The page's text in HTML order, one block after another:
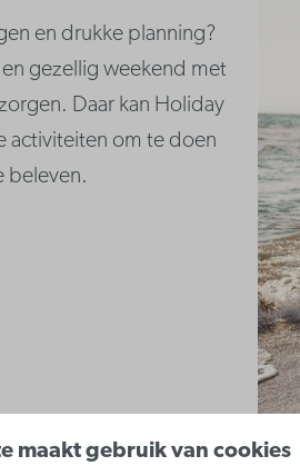
en drukke planning?
gezellig weekend met
Daar kan Holiday
activiteiten om te doen
beleven.
maakt gebruik van cookies